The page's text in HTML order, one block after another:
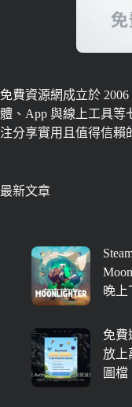
免費資源網成立於
體、App 與線上工具等
注分享實用且值得信賴
最新文章
晚上
免費
放上
圖檔